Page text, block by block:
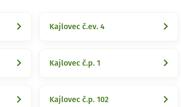
Kajlovec č.ev. 4
Kajlovec č.p. 1
Kajlovec č.p. 102